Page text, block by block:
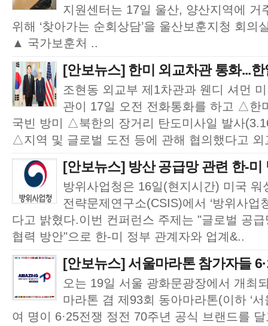
지원센터는 17일 울산, 양산지역에 거
위해 ‘찾아가는 순회상담’을 울산보훈지청 회의
▲ 국가보훈처 ..
[안보뉴스] 한미 외교차관 통화...
조현동 외교부 제1차관과 웬디 셔먼
관이 17일 오전 전화통화를 하고 △한
국빈 방미 △북한의 장거리 탄도미사일 발사
△지역 및 글로벌 도전 등에 관해 협의했다고
[안보뉴스] 방산 공급망 관련 한-미
방위사업청은 16일(현지시간) 미국 워
전략문제연구소(CSIS)에서 ‘방위사업
다고 밝혔다.이번 컨퍼런스 주제는 "글로벌 공
협력 방안"으로 한-미 정부 관계자와 업계&..
[안보뉴스] 서울마라톤 참가자들
오는 19일 서울 광화문광장에서 개최
마라톤 겸 제93회 동아마라톤(이하 ‘
여 명이 6·25전쟁 정전 70주년 공식 브랜드를